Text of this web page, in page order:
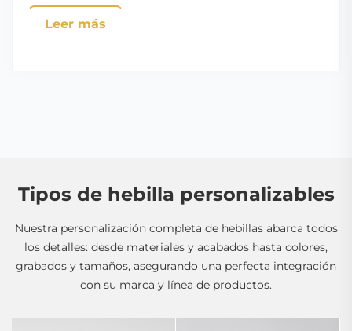
Leer más
Tipos de hebilla personalizables
Nuestra personalización completa de hebillas abarca todos
los detalles: desde materiales y acabados hasta colores,
grabados y tamaños, asegurando una perfecta integración
con su marca y línea de productos.